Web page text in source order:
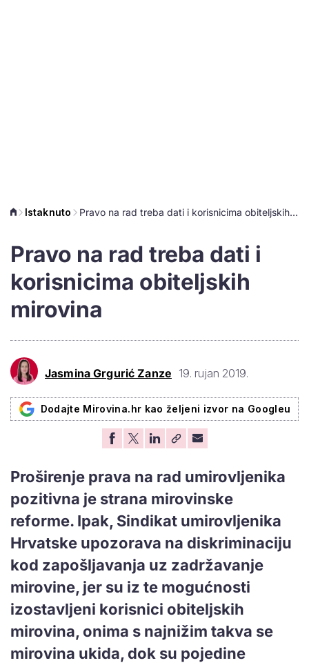
Istaknuto Pravo na rad treba dati i korisnicima obiteljskih mirovina
Pravo na rad treba dati i
korisnicima obiteljskih
mirovina
Jasmina Grgurić Zanze 19. rujan 2019.
Dodajte Mirovina.hr kao željeni izvor na Googleu
Proširenje prava na rad umirovljenika
pozitivna je strana mirovinske
reforme. Ipak, Sindikat umirovljenika
Hrvatske upozorava na diskriminaciju
kod zapošljavanja uz zadržavanje
mirovine, jer su iz te mogućnosti
izostavljeni korisnici obiteljskih
mirovina, onima s najnižim takva se
mirovina ukida, dok su pojedine